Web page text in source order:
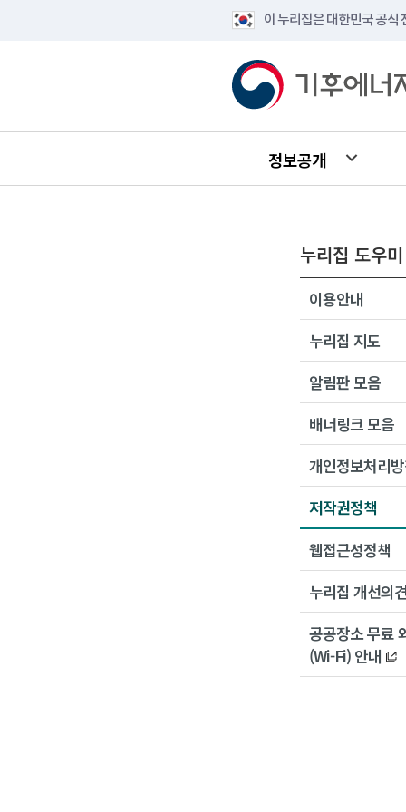
이 누리집은 대한민국 공식
정보공개
누리집 도우미
이용안내
누리집 지도
알림판 모음
배너링크 모음
개인정보처리
저작권정책
웹접근성정책
누리집 개선의
공공장소 무료
(Wi-Fi) 안내